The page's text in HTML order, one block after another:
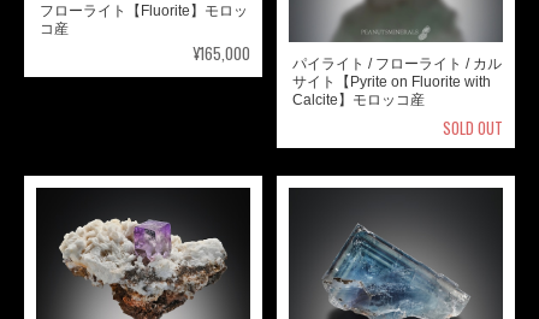
フローライト【Fluorite】モロッ
コ産
¥165,000
パイライト / フローライト / カル
サイト【Pyrite on Fluorite with
Calcite】モロッコ産
SOLD OUT